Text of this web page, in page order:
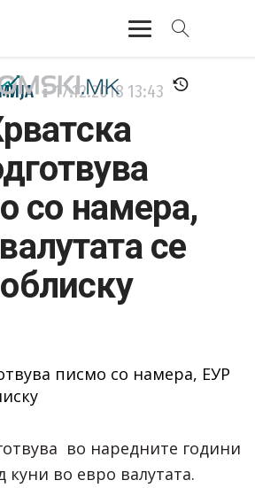
17.12.2018 13:43
со намера,
се
во наредните години
куни во евро валутата.